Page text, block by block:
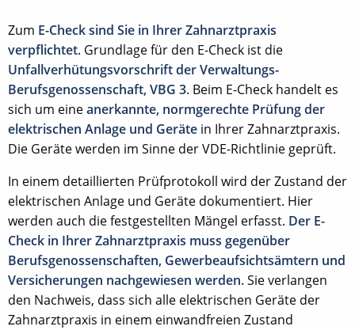
Zum E-Check sind Sie in Ihrer Zahnarztpraxis
verpflichtet. Grundlage für den E-Check ist die
Unfallverhütungsvorschrift der Verwaltungs-
Berufsgenossenschaft, VBG 3. Beim E-Check handelt es
sich um eineanerkannte, normgerechte Prüfung der
elektrischen Anlage und Geräte in Ihrer Zahnarztpraxis.
Die Geräte werden im Sinne der VDE-Richtlinie geprüft.
In einem detaillierten Prüfprotokoll wird der Zustand der
elektrischen Anlage und Geräte dokumentiert. Hier
werden auch die festgestellten Mängel erfasst. Der E-
Check in Ihrer Zahnarztpraxis muss gegenüber
Berufsgenossenschaften, Gewerbeaufsichtsämtern und
Versicherungen nachgewiesen werden.Sie verlangen
den Nachweis, dass sich alle elektrischen Geräte der
Zahnarztpraxis in einem einwandfreien Zustand